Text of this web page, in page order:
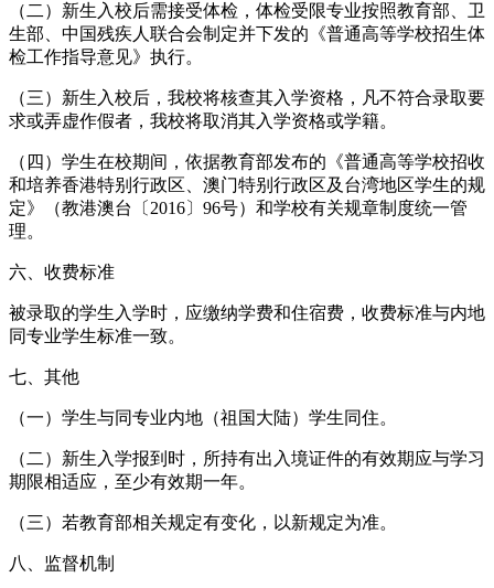
（二）新生入校后需接受体检，体检受限专业按照教育部、卫
生部、中国残疾人联合会制定并下发的《普通高等学校招生体
检工作指导意见》执行。
（三）新生入校后，我校将核查其入学资格，凡不符合录取要
求或弄虚作假者，我校将取消其入学资格或学籍。
（四）学生在校期间，依据教育部发布的《普通高等学校招收
和培养香港特别行政区、澳门特别行政区及台湾地区学生的规
定》（教港澳台〔2016〕96号）和学校有关规章制度统一管
理。
六、收费标准
被录取的学生入学时，应缴纳学费和住宿费，收费标准与内地
同专业学生标准一致。
七、其他
（一）学生与同专业内地（祖国大陆）学生同住。
（二）新生入学报到时，所持有出入境证件的有效期应与学习
期限相适应，至少有效期一年。
（三）若教育部相关规定有变化，以新规定为准。
八、监督机制